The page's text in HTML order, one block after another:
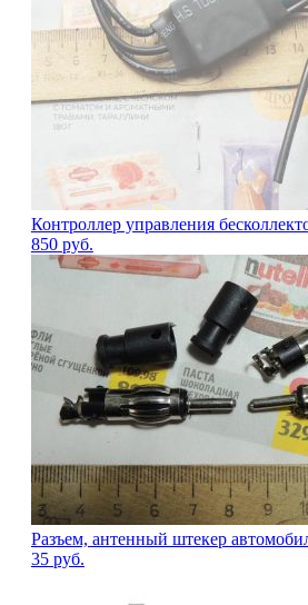
Контроллер управления
850 руб.
Разъем, антенный штекер
35 руб.